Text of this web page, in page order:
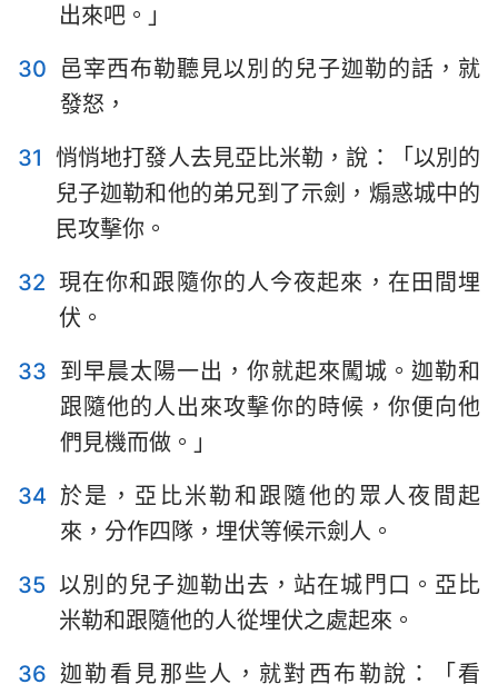
出來吧。」
30
邑宰西布勒聽見以別的兒子迦勒的話，就
發怒，
31 悄悄地打發人去見亞比米勒，說：「以別的
兒子迦勒和他的弟兄到了示劍，煽惑城中的
民攻擊你。
32 現在你和跟隨你的人今夜起來，在田間埋
伏。
33 到早晨太陽一出，你就起來闖城。迦勒和
跟隨他的人出來攻擊你的時候，你便向他
們見機而做。」
34 於是，亞比米勒和跟隨他的眾人夜間起
來，分作四隊，埋伏等候示劍人。
35 以別的兒子迦勒出去，站在城門口。亞比
米勒和跟隨他的人從埋伏之處起來。
36 迦勒看見那些人，就對西布勒說：「看